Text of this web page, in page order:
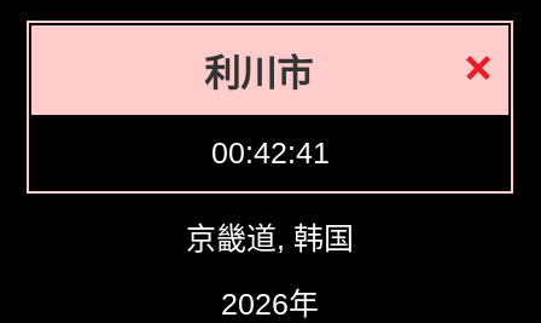
利川市
00:42:42
京畿道, 韩国
2026年